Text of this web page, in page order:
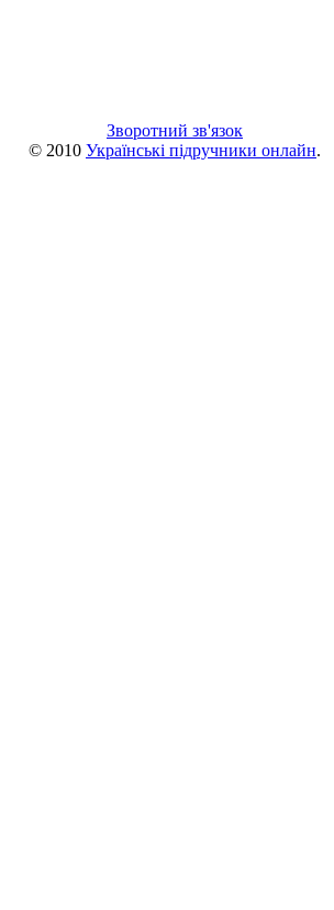
Зворотний зв'язок
© 2010 Українські підручники онлайн.